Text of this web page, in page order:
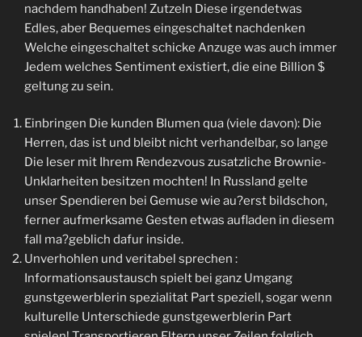
nachdem handhaben! Zutzeln Diese irgendetwas
Edles, aber Bequemes eingeschaltet nachdenken
Welche eingeschaltet schicke Anzuge was auch immer
Jedem welches Sentiment existiert, die eine Billion $
geltung zu sein.
Einbringen Die kunden Blumen qua (viele davon): Die
Herren, das ist und bleibt nicht verhandelbar, so lange
Die leser mit Ihrem Rendezvous zusatzliche Brownie-
Unklarheiten besitzen mochten! In Russland gelte
unser Spendieren bei Gemuse wie au?erst bildschon,
ferner aufmerksame Gesten etwas aufladen in diesem
fall ma?geblich dafur inside.
Unverhohlen und veritabel sprechen :
Informationsaustausch spielt bei ganz Umgang
gunstgewerblerin spezialitat Part speziell, sogar wenn
kulturelle Unterschiede gunstgewerblerin Part